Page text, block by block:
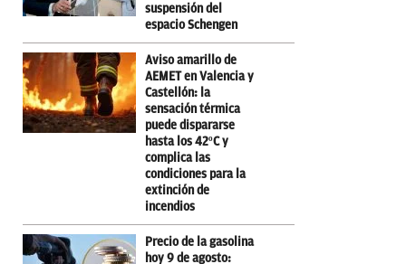
suspensión del
espacio Schengen
Aviso amarillo de
AEMET en Valencia y
Castellón: la
sensación térmica
puede dispararse
hasta los 42ºC y
complica las
condiciones para la
extinción de
incendios
Precio de la gasolina
hoy 9 de agosto: